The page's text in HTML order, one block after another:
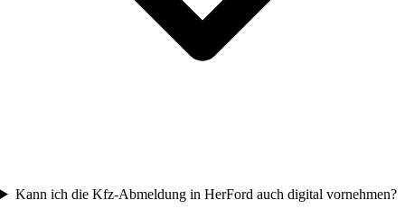
Kann ich die Kfz-Abmeldung in HerFord auch digital vornehmen?